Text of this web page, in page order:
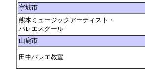
宇城市
熊本ミュージックアーティスト・
バレエスクール
山鹿市
田中バレエ教室